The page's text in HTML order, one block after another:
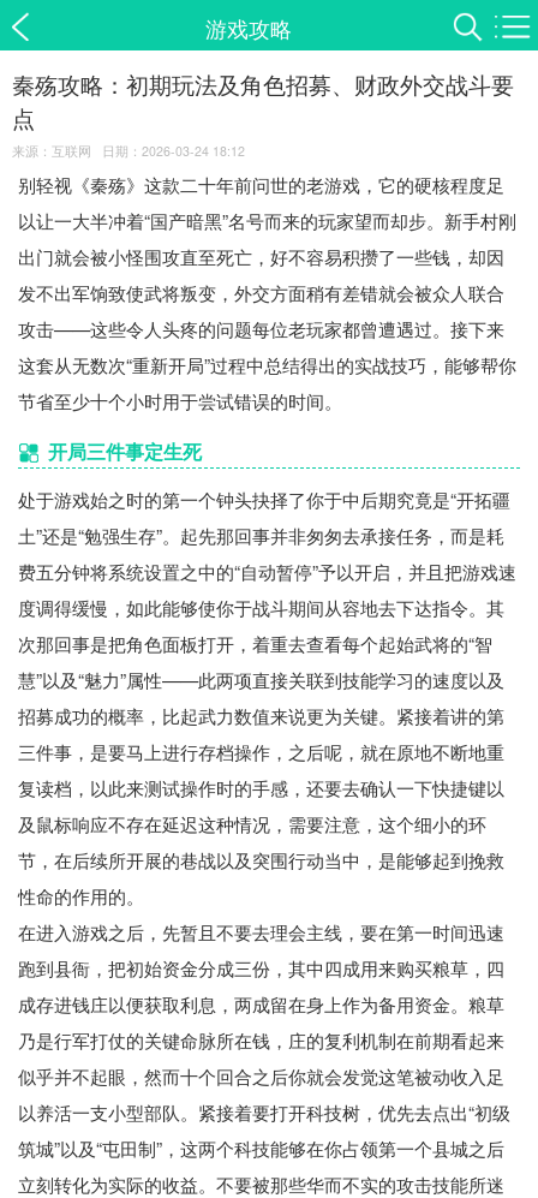
游戏攻略
秦殇攻略：初期玩法及角色招募、财政外交战斗要
点
来源：互联网 日期：2026-03-24 18:12
别轻视《秦殇》这款二十年前问世的老游戏，它的硬核程度足
以让一大半冲着“国产暗黑”名号而来的玩家望而却步。新手村刚
出门就会被小怪围攻直至死亡，好不容易积攒了一些钱，却因
发不出军饷致使武将叛变，外交方面稍有差错就会被众人联合
攻击——这些令人头疼的问题每位老玩家都曾遭遇过。接下来
这套从无数次“重新开局”过程中总结得出的实战技巧，能够帮你
节省至少十个小时用于尝试错误的时间。
开局三件事定生死
处于游戏始之时的第一个钟头抉择了你于中后期究竟是“开拓疆
土”还是“勉强生存”。起先那回事并非匆匆去承接任务，而是耗
费五分钟将系统设置之中的“自动暂停”予以开启，并且把游戏速
度调得缓慢，如此能够使你于战斗期间从容地去下达指令。其
次那回事是把角色面板打开，着重去查看每个起始武将的“智
慧”以及“魅力”属性——此两项直接关联到技能学习的速度以及
招募成功的概率，比起武力数值来说更为关键。紧接着讲的第
三件事，是要马上进行存档操作，之后呢，就在原地不断地重
复读档，以此来测试操作时的手感，还要去确认一下快捷键以
及鼠标响应不存在延迟这种情况，需要注意，这个细小的环
节，在后续所开展的巷战以及突围行动当中，是能够起到挽救
性命的作用的。
在进入游戏之后，先暂且不要去理会主线，要在第一时间迅速
跑到县衙，把初始资金分成三份，其中四成用来购买粮草，四
成存进钱庄以便获取利息，两成留在身上作为备用资金。粮草
乃是行军打仗的关键命脉所在钱，庄的复利机制在前期看起来
似乎并不起眼，然而十个回合之后你就会发觉这笔被动收入足
以养活一支小型部队。紧接着要打开科技树，优先去点出“初级
筑城”以及“屯田制”，这两个科技能够在你占领第一个县城之后
立刻转化为实际的收益。不要被那些华而不实的攻击技能所迷